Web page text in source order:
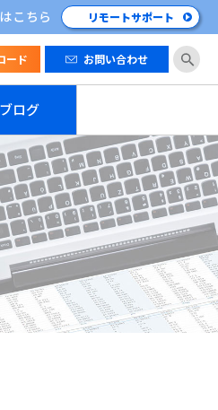
こちら リモートサポート
ード お問い合わせ
ブログ